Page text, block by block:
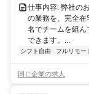
仕事内容: 弊社の
の業務を、完全
名でチームを組
できます。...
シフト自由 フルリモー
同じ企業の求人